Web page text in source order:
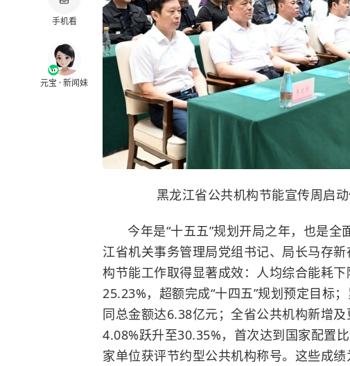
手机看
元宝 · 新闻妹
黑龙江省公共机构节能宣传周启
今年是“十五五”规划开局之年，也是
江省机关事务管理局党组书记、局长马存
构节能工作取得显著成效：人均综合能耗
25.23%，超额完成“十四五”规划预定目标
同总金额达6.38亿元；全省公共机构新增
4.08%跃升至30.35%，首次达到国家配置
家单位获评节约型公共机构称号。这些成